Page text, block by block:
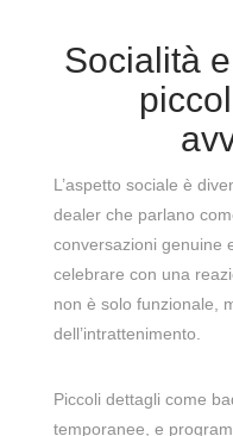
Socialità
L’aspetto sociale è
dealer che parlano
conversazioni genuine
celebrare con una
non è solo funzionale,
dell’intrattenimento.
Piccoli dettagli come
temporanee, e